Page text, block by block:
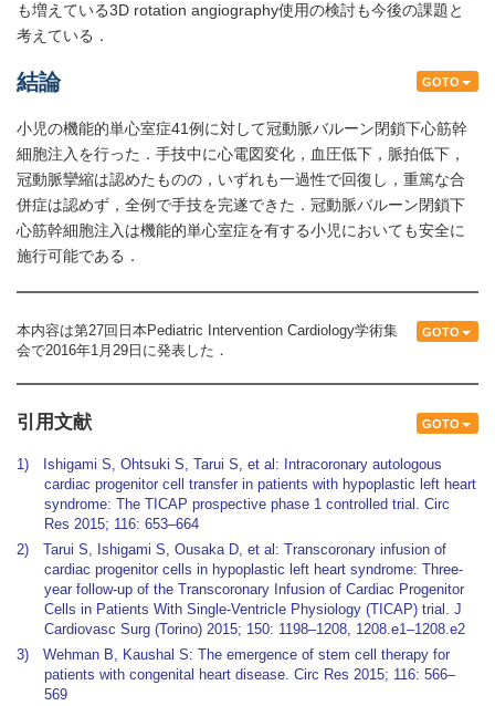
も増えている3D rotation angiography使用の検討も今後の課題と
考えている．
GOTO
結論
小児の機能的単心室症41例に対して冠動脈バルーン閉鎖下心筋幹
細胞注入を行った．手技中に心電図変化，血圧低下，脈拍低下，
冠動脈攣縮は認めたものの，いずれも一過性で回復し，重篤な合
併症は認めず，全例で手技を完遂できた．冠動脈バルーン閉鎖下
心筋幹細胞注入は機能的単心室症を有する小児においても安全に
施行可能である．
GOTO
本内容は第27回日本Pediatric Intervention Cardiology学術集
会で2016年1月29日に発表した．
GOTO
引用文献
1) Ishigami S, Ohtsuki S, Tarui S, et al: Intracoronary autologous
cardiac progenitor cell transfer in patients with hypoplastic left heart
syndrome: The TICAP prospective phase 1 controlled trial. Circ
Res 2015; 116: 653–664
2) Tarui S, Ishigami S, Ousaka D, et al: Transcoronary infusion of
cardiac progenitor cells in hypoplastic left heart syndrome: Three-
year follow-up of the Transcoronary Infusion of Cardiac Progenitor
Cells in Patients With Single-Ventricle Physiology (TICAP) trial. J
Cardiovasc Surg (Torino) 2015; 150: 1198–1208, 1208.e1–1208.e2
3) Wehman B, Kaushal S: The emergence of stem cell therapy for
patients with congenital heart disease. Circ Res 2015; 116: 566–
569